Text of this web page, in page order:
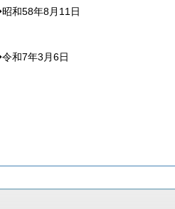
和58年8月11日
和7年3月6日